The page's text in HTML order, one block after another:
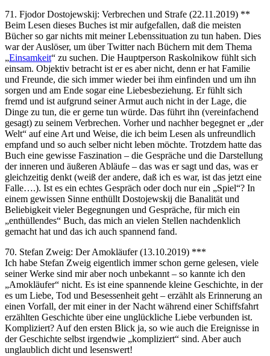
71. Fjodor Dostojewskij: Verbrechen und Strafe (22.11.2019) **
Beim Lesen dieses Buches ist mir aufgefallen, daß die meisten
Bücher so gar nichts mit meiner Lebenssituation zu tun haben. Dies
war der Auslöser, um über Twitter nach Büchern mit dem Thema
„Einsamkeit“ zu suchen. Die Hauptperson Raskolnikow fühlt sich
einsam. Objektiv betracht ist er es aber nicht, denn er hat Familie
und Freunde, die sich immer wieder bei ihm einfinden und um ihn
sorgen und am Ende sogar eine Liebesbeziehung. Er fühlt sich
fremd und ist aufgrund seiner Armut auch nicht in der Lage, die
Dinge zu tun, die er gerne tun würde. Das führt ihn (vereinfachend
gesagt) zu seinem Verbrechen. Vorher und nachher begegnet er „der
Welt“ auf eine Art und Weise, die ich beim Lesen als unfreundlich
empfand und so auch selber nicht leben möchte. Trotzdem hatte das
Buch eine gewisse Faszination – die Gespräche und die Darstellung
der inneren und äußeren Abläufe – das was er sagt und das, was er
gleichzeitig denkt (weiß der andere, daß ich es war, ist das jetzt eine
Falle….). Ist es ein echtes Gespräch oder doch nur ein „Spiel“? In
einem gewissen Sinne enthüllt Dostojewskij die Banalität und
Beliebigkeit vieler Begegnungen und Gespräche, für mich ein
„enthüllendes“ Buch, das mich an vielen Stellen nachdenklich
gemacht hat und das ich auch spannend fand.
70. Stefan Zweig: Der Amokläufer (13.10.2019) ***
Ich habe Stefan Zweig eigentlich immer schon gerne gelesen, viele
seiner Werke sind mir aber noch unbekannt – so kannte ich den
„Amokläufer“ nicht. Es ist eine spannende kleine Geschichte, in der
es um Liebe, Tod und Besessenheit geht – erzählt als Erinnerung an
einen Vorfall, der mit einer in der Nacht während einer Schiffsfahrt
erzählten Geschichte über eine unglückliche Liebe verbunden ist.
Kompliziert? Auf den ersten Blick ja, so wie auch die Ereignisse in
der Geschichte selbst irgendwie „kompliziert“ sind. Aber auch
unglaublich dicht und lesenswert!